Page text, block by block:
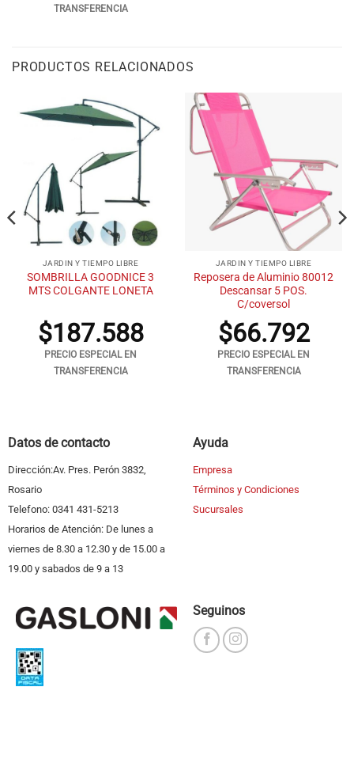
TRANSFERENCIA
PRODUCTOS RELACIONADOS
JARDIN Y TIEMPO LIBRE
SOMBRILLA GOODNICE 3
MTS COLGANTE LONETA
$187.588
PRECIO ESPECIAL EN
TRANSFERENCIA
JARDIN Y TIEMPO LIBRE
Reposera de Aluminio 80012
Descansar 5 POS.
C/coversol
$66.792
PRECIO ESPECIAL EN
TRANSFERENCIA
Datos de contacto
Dirección:Av. Pres. Perón 3832,
Rosario
Telefono: 0341 431-5213
Horarios de Atención: De lunes a
viernes de 8.30 a 12.30 y de 15.00 a
19.00 y sabados de 9 a 13
Ayuda
Empresa
Términos y Condiciones
Sucursales
Seguinos